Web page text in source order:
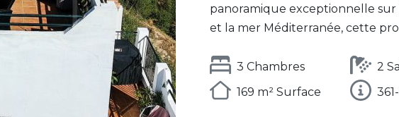
panoramique exceptionnelle sur
et la mer Méditerranée, cette
3 Chambres
2
169 m² Surface